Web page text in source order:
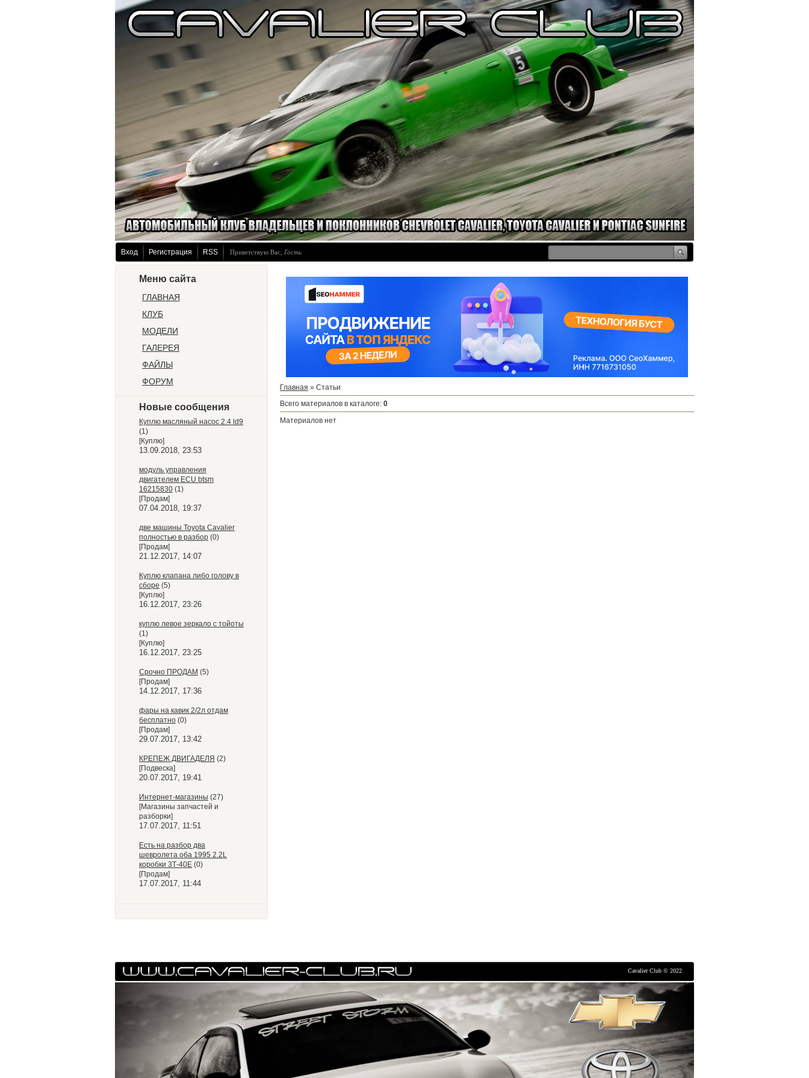
Вход Регистрация RSS Приветствую Вас Гость
Меню сайта
ГЛАВНАЯ
КЛУБ
МОДЕЛИ
ГАЛЕРЕЯ
ФАЙЛЫ
ФОРУМ
Новые сообщения
Куплю масляный насос 2.4 ld9
(1)
[Куплю]
13.09.2018, 23:53
модуль управления
двигателем ECU btsm
16215830 (1)
[Продам]
07.04.2018, 19:37
две машины Toyota Cavalier
полностью в разбор (0)
[Продам]
21.12.2017, 14:07
Куплю клапана либо голову в
сборе (5)
[Куплю]
16.12.2017, 23:26
куплю левое зеркало с тойоты
(1)
[Куплю]
16.12.2017, 23:25
Срочно ПРОДАМ (5)
[Продам]
14.12.2017, 17:36
фары на кавик 2/2л отдам
бесплатно (0)
[Продам]
29.07.2017, 13:42
КРЕПЕЖ ДВИГАДЕЛЯ (2)
[Подвеска]
20.07.2017, 19:41
Интернет-магазины (27)
[Магазины запчастей и
разборки]
17.07.2017, 11:51
Есть на разбор два
шевролета оба 1995 2.2L
коробки 3Т-40Е (0)
[Продам]
17.07.2017, 11:44
Главная » Статьи
Всего материалов в каталоге: 0
Материалов нет
Cavalier Club © 2022